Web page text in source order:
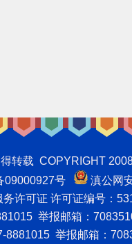
载 COPYRIGHT
09000927号
滇公网
许可证 许可证编号：
举报邮箱：
8881015 举报邮箱：